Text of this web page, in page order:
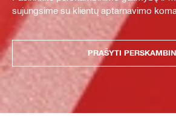
sujungsime su klientų aptarnavimo
PRAŠYTI